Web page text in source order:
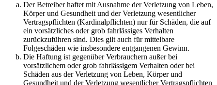
Der Betreiber haftet mit Ausnahme der Verletzung von Leben,
Körper und Gesundheit und der Verletzung wesentlicher
Vertragspflichten (Kardinalpflichten) nur für Schäden, die auf
ein vorsätzliches oder grob fahrlässiges Verhalten
zurückzuführen sind. Dies gilt auch für mittelbare
Folgeschäden wie insbesondere entgangenen Gewinn.
Die Haftung ist gegenüber Verbrauchern außer bei
vorsätzlichem oder grob fahrlässigem Verhalten oder bei
Schäden aus der Verletzung von Leben, Körper und
Gesundheit und der Verletzung wesentlicher Vertragspflichten